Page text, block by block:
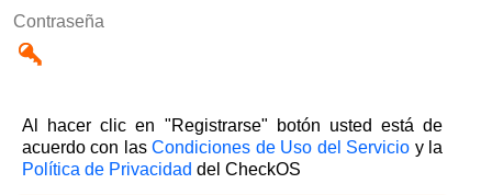
Contraseña
Al hacer clic en "Registrarse" botón usted está de
acuerdo con lasCondiciones de Uso del Servicio y la
Política de Privacidad del CheckOS